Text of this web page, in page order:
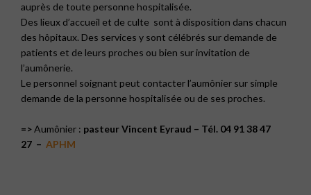
auprès de toute personne hospitalisée.
Des lieux d’accueil et de culte sont à disposition dans chacun
des hôpitaux. Des services y sont célébrés sur demande de
patients et de leurs proches ou bien sur invitation de
l’aumônerie.
Le personnel soignant peut contacter l’aumônier sur simple
demande de la personne hospitalisée ou de ses proches.
=>Aumônier : pasteur Vincent Eyraud – Tél. 04 91 38 47
27 – APHM